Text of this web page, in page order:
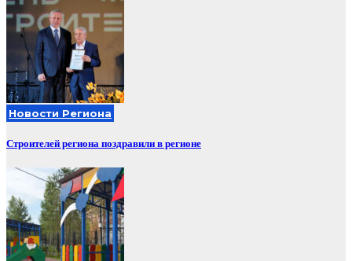
Новости Региона
Строителей региона поздравили в регионе